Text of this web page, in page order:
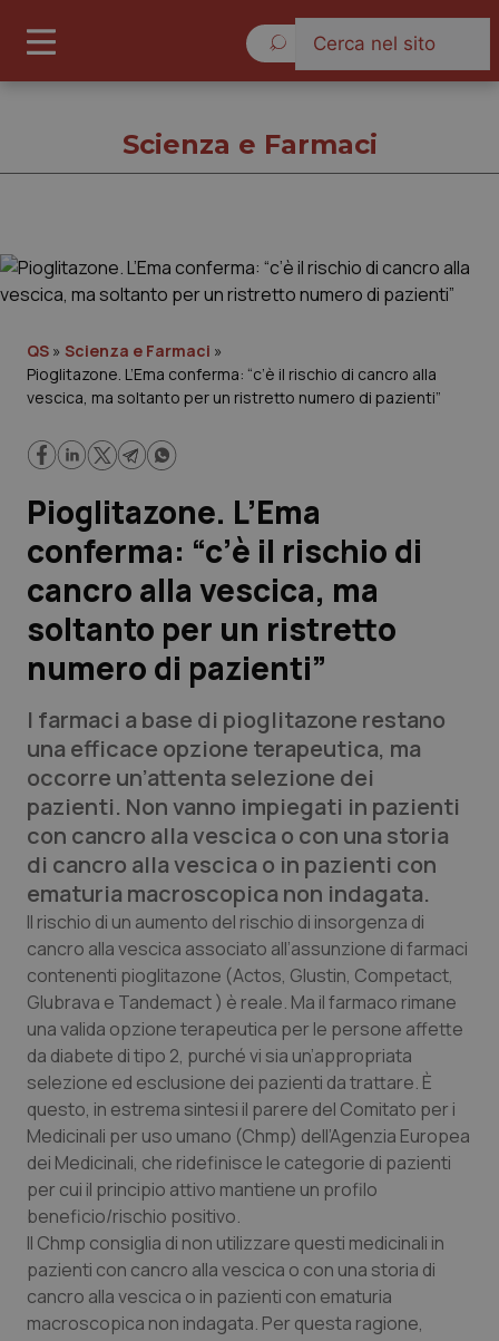
Governo e Parlamento
Regioni e Asl
Lavoro e Professioni
Scienza e Farmaci
Studi e Analisi
Lettere al direttore
Edizioni Regionali
QS Pro
Professionisti Sanitari.AI
Abruzzo
Basilicata
Calabria
Campania
Emilia-Romagna
Friuli Venezia Giulia
Lazio
Liguria
QS Pro Gold
Artrite & artrosi
Asma & BPCO
Car-T
Colesterolo & coronaropatie
Dermatite Atopica
Diabete & glucometri
Disturbi dell’umore
QS Club Newsletter
Scienza e Farmaci
QS » Scienza e Farmaci »
Pioglitazone. L’Ema conferma: “c’è il rischio di cancro alla
vescica, ma soltanto per un ristretto numero di pazienti”
Pioglitazone. L’Ema
conferma: “c’è il rischio di
cancro alla vescica, ma
soltanto per un ristretto
numero di pazienti”
I farmaci a base di pioglitazone restano
una efficace opzione terapeutica, ma
occorre un’attenta selezione dei
pazienti. Non vanno impiegati in pazienti
con cancro alla vescica o con una storia
di cancro alla vescica o in pazienti con
ematuria macroscopica non indagata.
Il rischio di un aumento del rischio di insorgenza di
cancro alla vescica associato all’assunzione di farmaci
contenenti pioglitazone (Actos, Glustin, Competact,
Glubrava e Tandemact ) è reale. Ma il farmaco rimane
una valida opzione terapeutica per le persone affette
da diabete di tipo 2, purché vi sia un’appropriata
selezione ed esclusione dei pazienti da trattare. È
questo, in estrema sintesi il parere del Comitato per i
Medicinali per uso umano (Chmp) dell’Agenzia Europea
dei Medicinali, che ridefinisce le categorie di pazienti
per cui il principio attivo mantiene un profilo
beneficio/rischio positivo.
Il Chmp consiglia di non utilizzare questi medicinali in
pazienti con cancro alla vescica o con una storia di
cancro alla vescica o in pazienti con ematuria
macroscopica non indagata. Per questa ragione,